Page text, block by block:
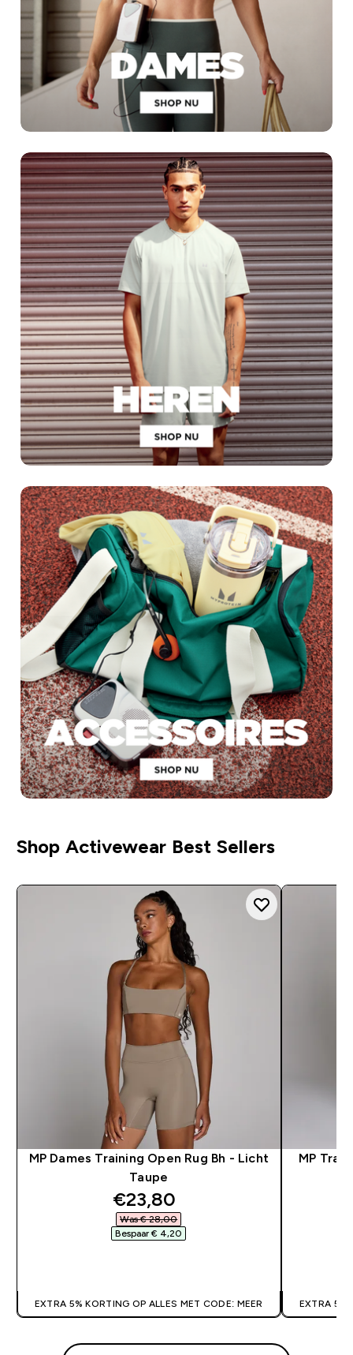
Shop Activewear Best Sellers
MP Dames Training Open Rug Bh - Licht
Taupe
discounted price
€23,80‎
Was € 28,00‎
Bespaar € 4,20‎
EXTRA 5% KORTING OP ALLES MET CODE: MEER
MP
EXTRA 5%